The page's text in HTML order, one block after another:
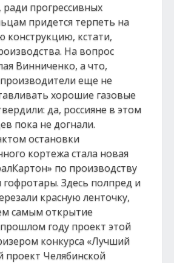
прогрессивных
придется терпеть на
конструкцию, кстати,
На вопрос
Винниченко, а что,
еще не
хорошие газовые
да, россияне в этом
пока не догнали.
остановки
кортежа стала новая
по производству
Здесь полпред и
красную ленточку,
самым открытие
году проект этой
конкурса «Лучший
Челябинской